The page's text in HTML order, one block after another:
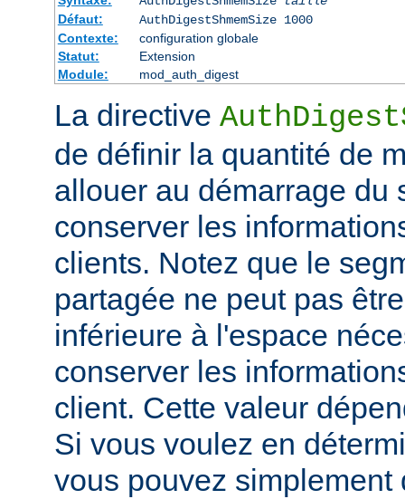
Défaut:
AuthDigestShmemSize 1000
Contexte:
configuration globale
Statut:
Extension
Module:
mod_auth_digest
La directive
de définir la quantité de
allouer au démarrage du
conserver les
clients. Notez que le
partagée ne peut pas
inférieure à l'espace
conserver les
client. Cette valeur
Si vous voulez en
vous pouvez simplement